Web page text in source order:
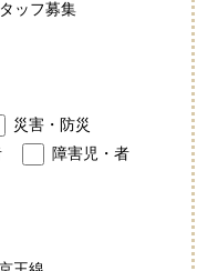
ッフ募集
災害・防災
障害児・者